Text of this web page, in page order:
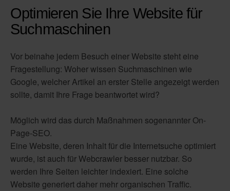
Optimieren Sie Ihre Website für
Suchmaschinen
Vor beinahe jedem Besuch einer Website steht eine
Fragestellung: Woher wissen Suchmaschinen wie
Google, welcher Artikel an erster Stelle angezeigt werden
sollte, damit Ihre Frage beantwortet wird?
Möglich wird das durch Maßnahmen sogenannter On-
Page-SEO.
Eine Website, deren Inhalt für die Internetsuche optimiert
wurde, ist auch für Webcrawler besser nutzbar. So
werden Ihre Seiten leichter indexiert. Eine solche
Website generiert daher mehr organischen Traffic.